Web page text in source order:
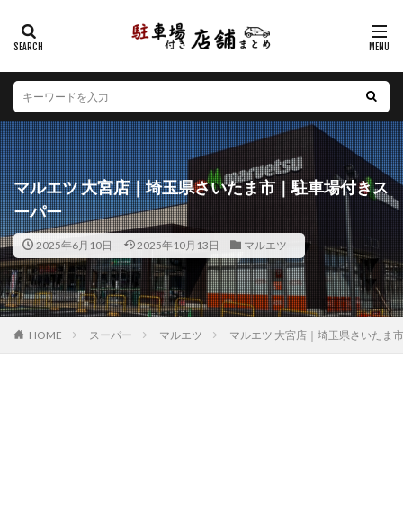
マルエツ 大宮店｜埼玉県さいたま市｜駐車場付きス
ーパー
2025年6月10日 2025年10月13日 マルエツ
HOME スーパー マルエツ マルエツ 大宮店｜埼玉県さいたま
カテゴリー
エリア
北海道 青森県 岩手県 宮城県
秋田県
山形県
福島県 茨城県 栃木県
群馬県
埼玉県
千葉県 東京都 神奈川県
新潟県
山梨県
長野県 富山県
岐阜県
静岡県 愛知県 三重県
滋賀県
京都府
大阪府 兵庫県 奈良県
和歌山県
鳥取県
島根県 岡山県 広島県
山口県
徳島県
香川県 愛媛県 高知県
福岡県
佐賀県
長崎県 熊本県 大分県
宮崎県